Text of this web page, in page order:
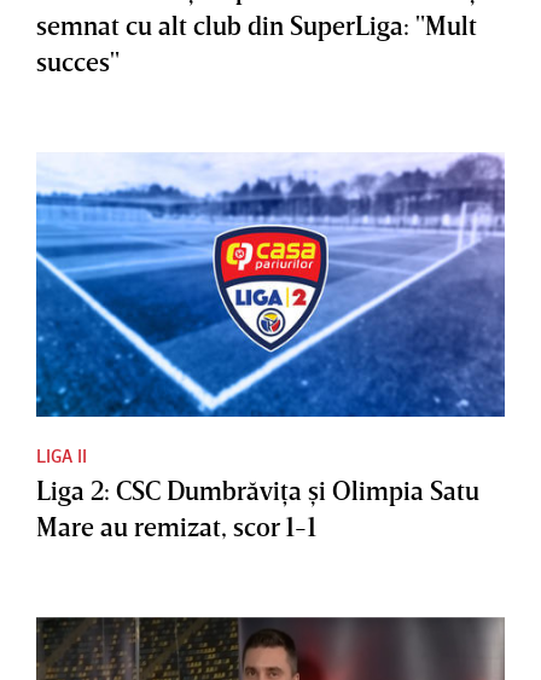
semnat cu alt club din SuperLiga: "Mult
succes"
LIGA II
Liga 2: CSC Dumbrăviţa şi Olimpia Satu
Mare au remizat, scor 1-1